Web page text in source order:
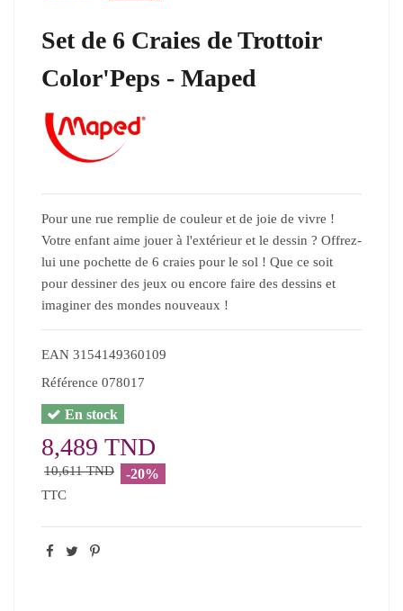
Set de 6 Craies de Trottoir
Color'Peps - Maped
Pour une rue remplie de couleur et de joie de vivre !
Votre enfant aime jouer à l'extérieur et le dessin ? Offrez-
lui une pochette de 6 craies pour le sol ! Que ce soit
pour dessiner des jeux ou encore faire des dessins et
imaginer des mondes nouveaux !
EAN 3154149360109
Référence 078017
En stock
8,489 TND
10,611 TND -20%
TTC